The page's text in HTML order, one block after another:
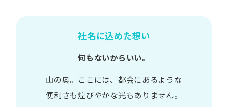
社名に込めた想い
何もないからいい。
山の​奥。​ここには、​都会に​あるような​
便利さも煌びやかな​光も​ありません。​